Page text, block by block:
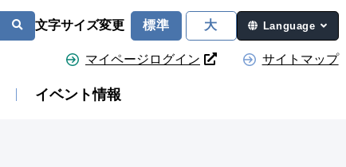
文字サイズ変更 標準 大 Language
マイページログイン サイトマップ
イベント情報